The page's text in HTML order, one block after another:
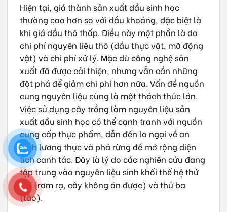
Hiện tại, giá thành sản xuất dầu sinh học
thường cao hơn so với dầu khoáng, đặc biệt là
khi giá dầu thô thấp. Điều này một phần là do
chi phí nguyên liệu thô (dầu thực vật, mỡ động
vật) và chi phí xử lý. Mặc dù công nghệ sản
xuất đã được cải thiện, nhưng vẫn cần những
đột phá để giảm chi phí hơn nữa. Vấn đề nguồn
cung nguyên liệu cũng là một thách thức lớn.
Việc sử dụng cây trồng làm nguyên liệu sản
xuất dầu sinh học có thể cạnh tranh với nguồn
cung cấp thực phẩm, dẫn đến lo ngại về an
ninh lương thực và phá rừng để mở rộng diện
tích canh tác. Đây là lý do các nghiên cứu đang
tập trung vào nguyên liệu sinh khối thế hệ thứ
hai (rơm rạ, cây không ăn được) và thứ ba
(tảo).